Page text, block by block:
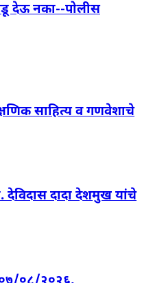
देऊ नका--पोलीस
साहित्य व गणवेशाचे
दादा देशमुख यांचे